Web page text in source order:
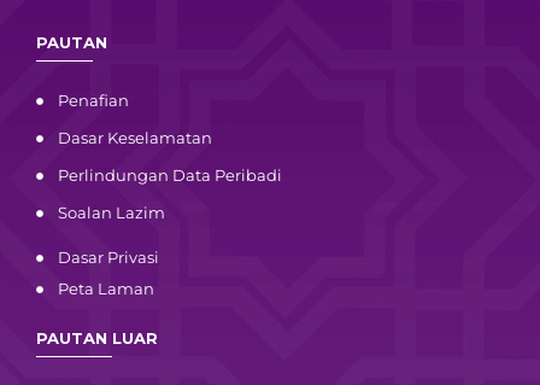
PAUTAN
Penafian
Dasar Keselamatan
Perlindungan Data Peribadi
Soalan Lazim
Dasar Privasi
Peta Laman
PAUTAN LUAR